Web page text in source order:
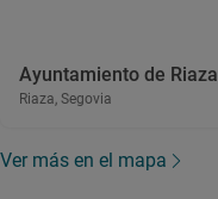
Ayuntamiento de Riaza
Riaza, Segovia
Ver más en el mapa